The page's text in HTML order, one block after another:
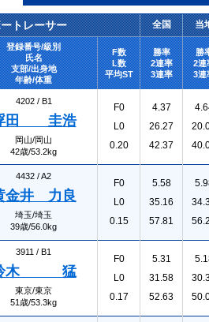
トレーサー 全国 当
登録番号/級別
氏名
支部/出身地
年齢/体重
F数
L数
平均ST
勝率
2連率
3連率
勝
2連
3連
4202 / B1
田 圭浩
岡山/岡山
42歳/53.2kg
F0
L0
0.20
4.37
26.27
42.37
4432 /A2
金井 力良
埼玉/埼玉
39歳/56.0kg
F0
L0
0.15
5.58
35.16
57.81
3911 / B1
木 猛
東京/東京
51歳/53.3kg
F0
L0
0.17
5.31
31.58
52.63